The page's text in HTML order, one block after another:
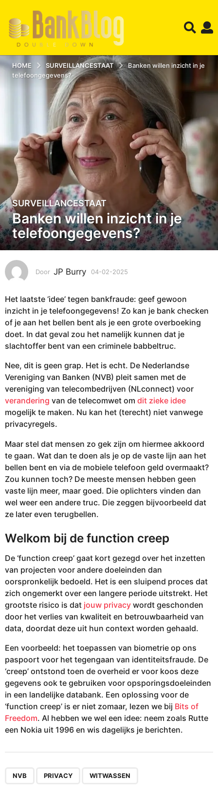
HOME SURVEILLANCESTAAT
Banken willen inzicht in je
telefoongegevens?
0
4
-
0
2
-
2
2
5
0
4
-
2
-
2
0
2
5
SURVEILLANCESTAAT
Banken willen inzicht in je
telefoongegevens?
Door JP Burry 04-02-2025
0
2
2
0
2
Het laatste ‘idee’ tegen bankfraude: geef gewoon
inzicht in je telefoongegevens! Zo kan je bank checken
of je aan het bellen bent als je een grote overboeking
doet. In dat geval zou het namelijk kunnen dat je
slachtoffer bent van een criminele babbeltruc.
Nee, dit is geen grap. Het is echt. De Nederlandse
Vereniging van Banken (NVB) pleit samen met de
vereniging van telecombedrijven (NLconnect) voor
verandering van de telecomwet om dit zieke idee
mogelijk te maken. Nu kan het (terecht) niet vanwege
privacyregels.
Maar stel dat mensen zo gek zijn om hiermee akkoord
te gaan. Wat dan te doen als je op de vaste lijn aan het
bellen bent en via de mobiele telefoon geld overmaakt?
Zou kunnen toch? De meeste mensen hebben geen
vaste lijn meer, maar goed. Die oplichters vinden dan
wel weer een andere truc. Die zeggen bijvoorbeeld dat
ze later even terugbellen.
Welkom bij de function creep
De ‘function creep’ gaat kort gezegd over het inzetten
van projecten voor andere doeleinden dan
oorspronkelijk bedoeld. Het is een sluipend proces dat
zich ongemerkt over een langere periode uitstrekt. Het
grootste risico is dat jouw privacy wordt geschonden
door het verlies van kwaliteit en betrouwbaarheid van
data, doordat deze uit hun context worden gehaald.
Een voorbeeld: het toepassen van biometrie op ons
paspoort voor het tegengaan van identiteitsfraude. De
‘creep’ ontstond toen de overheid er voor koos deze
gegevens ook te gebruiken voor opsporingsdoeleinden
in een landelijke databank. Een oplossing voor de
‘function creep’ is er niet zomaar, lezen we bij Bits of
Freedom. Al hebben we wel een idee: neem zoals Rutte
een Nokia uit 1996 en wis dagelijks je berichten.
NVB PRIVACY WITWASSEN